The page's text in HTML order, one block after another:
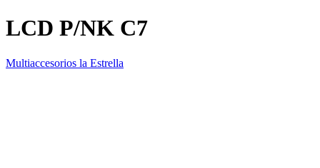
LCD P/NK C7
Multiaccesorios la Estrella